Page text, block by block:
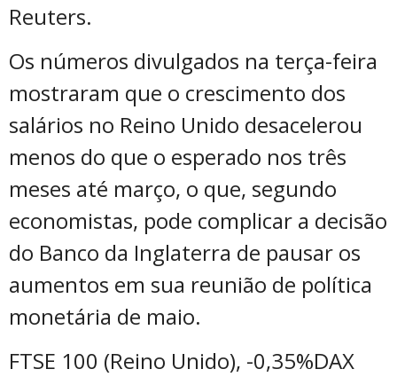
Reuters.
Os números divulgados na terça-feira
mostraram que o crescimento dos
salários no Reino Unido desacelerou
menos do que o esperado nos três
meses até março, o que, segundo
economistas, pode complicar a decisão
do Banco da Inglaterra de pausar os
aumentos em sua reunião de política
monetária de maio.
FTSE 100 (Reino Unido), -0,35%DAX